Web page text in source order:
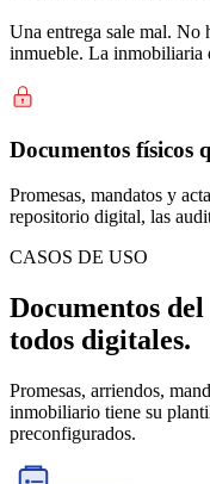
Una entrega sale mal. No
inmueble. La inmobiliaria
Documentos físicos
Promesas, mandatos y
repositorio digital, las
CASOS DE USO
Documentos
todos digitales.
Promesas, arriendos,
inmobiliario tiene su
preconfigurados.